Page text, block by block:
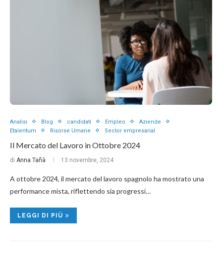
Analisi Blog candidati Empleo
Aziende
Etalentum
Risorse Umane Sector empresarial
Il Mercato del Lavoro in Ottobre 2024
di Anna Tañà 13 novembre, 2024
A ottobre 2024, il mercato del lavoro spagnolo ha mostrato una
performance mista, riflettendo sia progressi…
LEGGI DI PIÙ